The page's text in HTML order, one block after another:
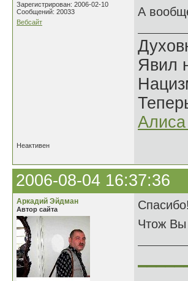
Зарегистрирован: 2006-02-10
Сообщений: 20033
Вебсайт
А
Явил
Неактивен
2006-08-04 16:37:36
Аркадий Эйдман
Автор сайта
Спасибо!
Чтож